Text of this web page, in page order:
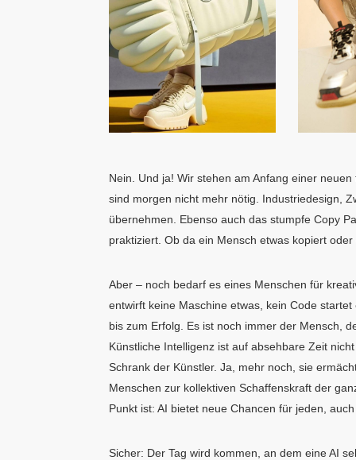
Nein. Und ja! Wir stehen am Anfang einer
sind morgen nicht mehr nötig. Industriedesign,
übernehmen. Ebenso auch das stumpfe Copy
praktiziert. Ob da ein Mensch etwas kopiert
Aber – noch bedarf es eines Menschen für
entwirft keine Maschine etwas, kein Code
bis zum Erfolg. Es ist noch immer der Mensch,
Künstliche Intelligenz ist auf absehbare Zeit
Schrank der Künstler. Ja, mehr noch, sie
Menschen zur kollektiven Schaffenskraft der
Punkt ist: AI bietet neue Chancen für jeden,
Sicher: Der Tag wird kommen, an dem eine AI